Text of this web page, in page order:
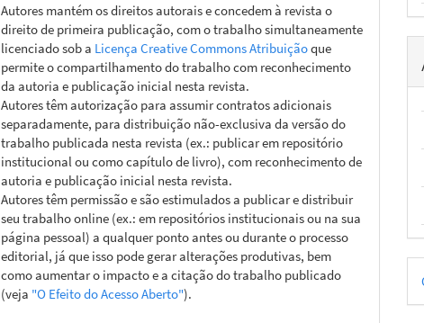
Autores mantém os direitos autorais e concedem à revista o
direito de primeira publicação, com o trabalho simultaneamente
licenciado sob a Licença Creative Commons Atribuiçãoque
permite o compartilhamento do trabalho com reconhecimento
da autoria e publicação inicial nesta revista.
Autores têm autorização para assumir contratos adicionais
separadamente, para distribuição não-exclusiva da versão do
trabalho publicada nesta revista (ex.: publicar em repositório
institucional ou como capítulo de livro), com reconhecimento de
autoria e publicação inicial nesta revista.
Autores têm permissão e são estimulados a publicar e distribuir
seu trabalho online (ex.: em repositórios institucionais ou na sua
página pessoal) a qualquer ponto antes ou durante o processo
editorial, já que isso pode gerar alterações produtivas, bem
como aumentar o impacto e a citação do trabalho publicado
(veja "O Efeito do Acesso Aberto").